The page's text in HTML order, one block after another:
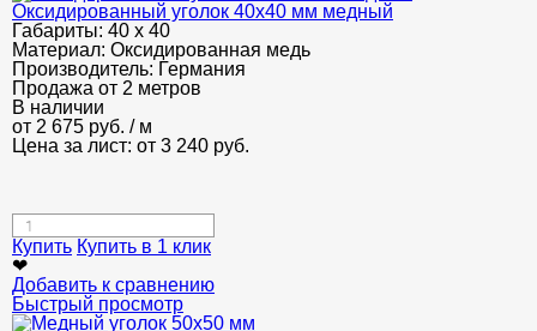
Оксидированный уголок 40х40 мм медный
Габариты: 40 х 40
Материал: Оксидированная медь
Производитель: Германия
Продажа от 2 метров
В наличии
от 2 675 руб. / м
Цена за лист: от 3 240 руб.
Купить Купить в 1 клик
❤
Добавить к сравнению
Быстрый просмотр